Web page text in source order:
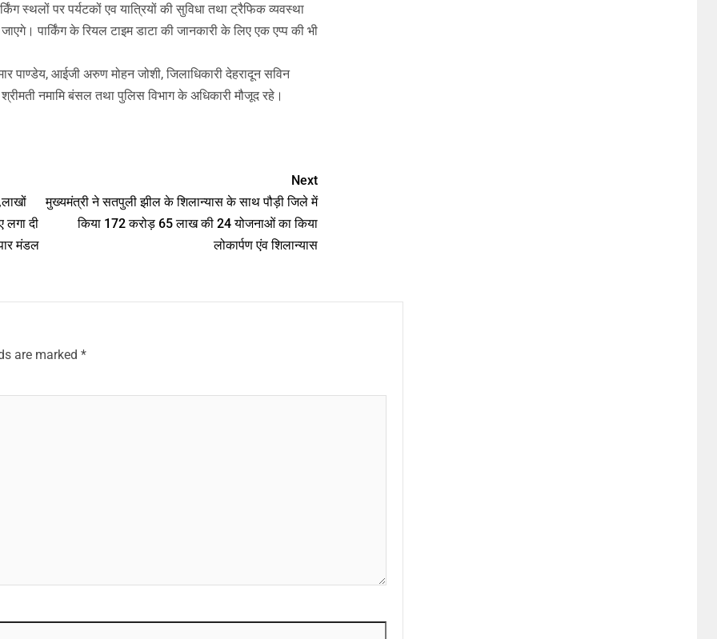
स्थलों पर पर्यटकों एव यात्रियों की सुविधा तथा ट्रैफिक व्यवस्था
पार्किंग के रियल टाइम डाटा की जानकारी के लिए एक एप्प की भी
आईजी अरुण मोहन जोशी, जिलाधिकारी देहरादून सविन
नमामि बंसल तथा पुलिस विभाग के अधिकारी मौजूद रहे।
दी
मंडल
Next
मुख्यमंत्री ने सतपुली झील के शिलान्यास के साथ पौड़ी जिले में
किया 172 करोड़ 65 लाख की 24 योजनाओं का किया
लोकार्पण एंव शिलान्यास
are marked *